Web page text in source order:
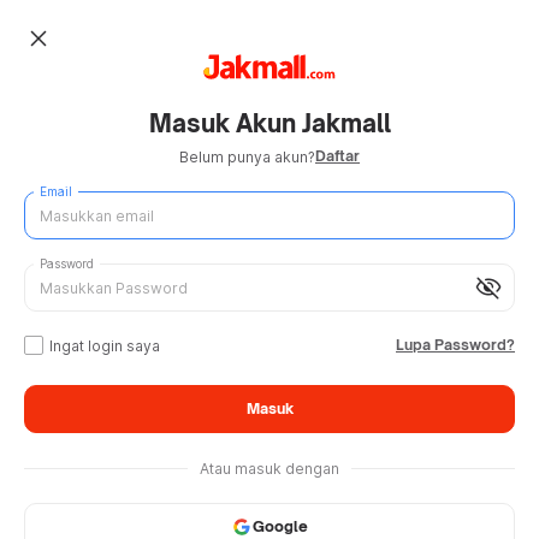
close
Masuk Akun Jakmall
Belum punya akun?Daftar
Email
visibility_off
Password
Ingat login saya Lupa Password?
Masuk
Atau masuk dengan
Google